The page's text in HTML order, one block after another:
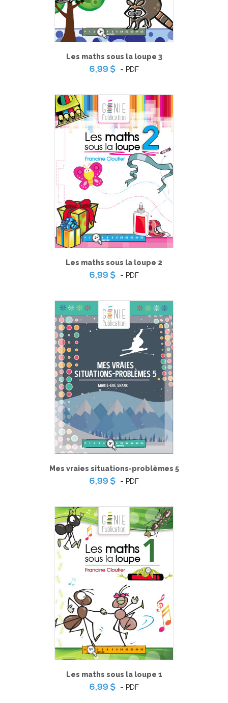
Les maths sous la loupe 3
6,99 $
- PDF
Les maths sous la loupe 2
6,99 $
- PDF
Mes vraies situations-problèmes 5
6,99 $
- PDF
Les maths sous la loupe 1
6,99 $
- PDF